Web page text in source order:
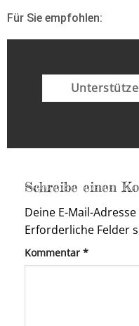
Für Sie empfohlen:
Schreibe einen
Deine E-Mail-
Erforderliche Felder
Kommentar *